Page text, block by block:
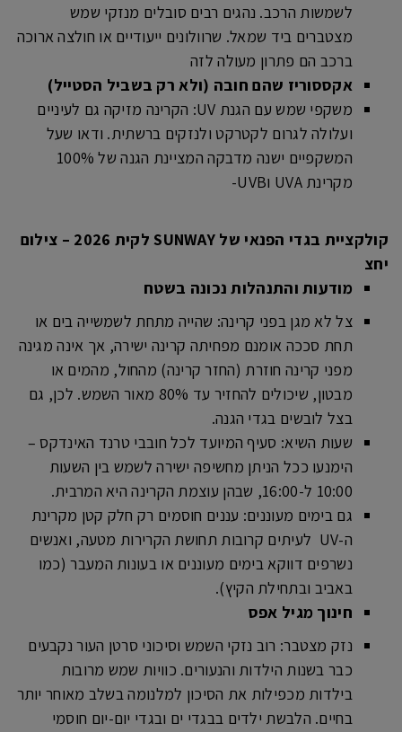
לשמשות הרכב. נהגים רבים סובלים מנזקי שמש
מצטברים ביד שמאל. שרוולונים ייעודיים או חולצה ארוכה
ברכב הם פתרון מעולה לזה
אקססוריז שהם חובה (ולא רק בשביל הסטייל)
משקפי שמש עם הגנת UV: הקרינה מזיקה גם לעיניים
ועלולה לגרום לקטרקט ולנזקים ברשתית. ודאו שעל
המשקפיים ישנה מדבקה המציינת הגנה של 100%
מקרינת UVA וUVB-
קולקציית בגדי הפנאי של SUNWAY לקית 2026 – צילום
יחצ
מודעות והתנהלות נכונה בשטח
צל לא מגן בפני קרינה: שהייה מתחת לשמשייה בים או
תחת סככה אומנם מפחיתה קרינה ישירה, אך אינה מגינה
מפני קרינה חוזרת (החזר קרינה) מהחול, מהמים או
מבטון, שיכולים להחזיר עד 80% מאור השמש. לכן, גם
בצל לובשים בגדי הגנה.
שעות השיא: סעיף המיועד לכל חובבי טרנד האינדקס –
הימנעו ככל הניתן מחשיפה ישירה לשמש בין השעות
10:00 ל-16:00, שבהן עוצמת הקרינה היא המרבית.
גם בימים מעוננים: עננים חוסמים רק חלק קטן מקרינת
ה-UV לעיתים קרובות תחושת הקרירות מטעה, ואנשים
נשרפים דווקא בימים מעוננים או בעונות המעבר (כמו
באביב ובתחילת הקיץ).
חינוך מגיל אפס
נזק מצטבר: רוב נזקי השמש וסיכוני סרטן העור נקבעים
כבר בשנות הילדות והנעורים. כוויות שמש מרובות
בילדות מכפילות את הסיכון למלנומה בשלב מאוחר יותר
בחיים. הלבשת ילדים בבגדי ים ובגדי יום-יום חוסמי